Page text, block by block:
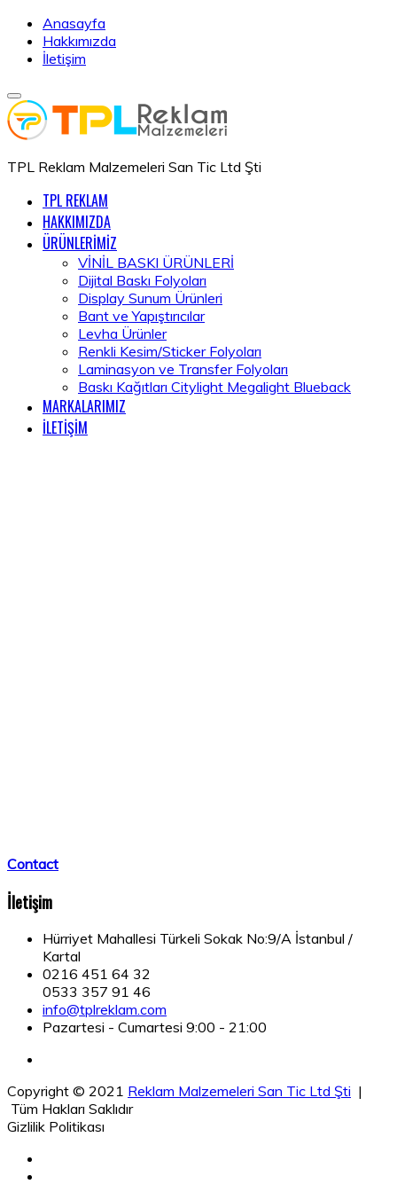
Anasayfa
Hakkımızda
İletişim
TPL Reklam Malzemeleri San Tic Ltd Şti
TPL REKLAM
HAKKIMIZDA
ÜRÜNLERİMİZ
VİNİL BASKI ÜRÜNLERİ
Dijital Baskı Folyoları
Display Sunum Ürünleri
Bant ve Yapıştırıcılar
Levha Ürünler
Renkli Kesim/Sticker Folyoları
Laminasyon ve Transfer Folyoları
Baskı Kağıtları Citylight Megalight Blueback
MARKALARIMIZ
İLETİŞİM
Contact
İletişim
Hürriyet Mahallesi Türkeli Sokak No:9/A İstanbul /
Kartal
0216 451 64 32
0533 357 91 46
info@tplreklam.com
Pazartesi - Cumartesi 9:00 - 21:00
Copyright © 2021 Reklam Malzemeleri San Tic Ltd Şti |
Tüm Hakları Saklıdır
Gizlilik Politikası